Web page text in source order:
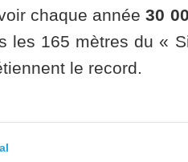
chaque année30
les 165 mètres du «
le record.